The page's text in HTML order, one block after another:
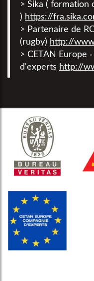
> Sika ( formation
) https://
> Partenaire de
(rugby) http://
> CETAN Europe
d'experts http://